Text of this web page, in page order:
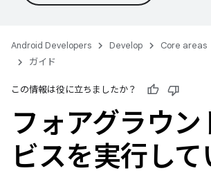
Android Developers Develop Core areas
ガイド
この情報は役に立ちましたか？
フォアグラウン
ビスを実行し